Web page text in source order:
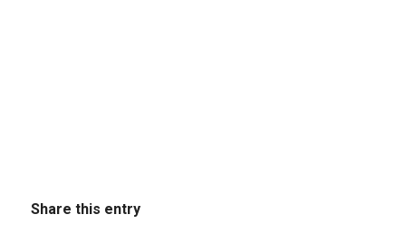
Share this entry